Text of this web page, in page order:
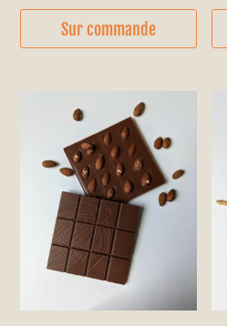
Sur commande